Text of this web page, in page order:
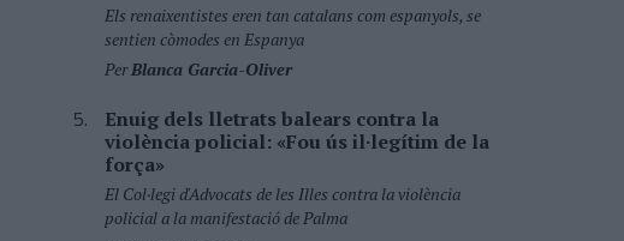
Els renaixentistes eren tan catalans com espanyols, se
sentien còmodes en Espanya
PerBlanca Garcia-Oliver
Enuig dels lletrats balears contra la
violència policial: «Fou ús il·legítim de la
força»
El Col·legi d'Advocats de les Illes contra la violència
policial a la manifestació de Palma